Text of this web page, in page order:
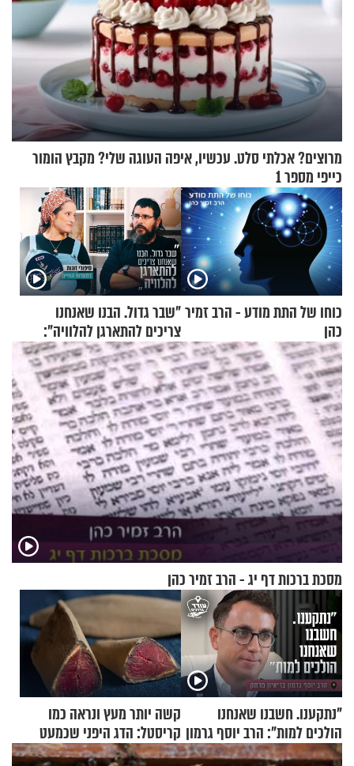
מרוצים? אכלתי סלט. עכשיו, איפה העוגה שלי? מקבץ הומור
כייפי מספר 1
כוחו של התת מודע - הרב זמיר
כהן
"שבר גדול. הבנו שאנחנו
צריכים להתארגן להלוויה":
זוגיות במבחן, הפעם עם מרים
וגד דנינו
מסכת ברכות דף יג - הרב זמיר כהן
"נתקענו. חשבנו שאנחנו
הולכים למות": הרב יוסף גרמון
בריאיון מרתק
קשה יותר מעץ ונראה כמו
קריסטל: הדג היפני שכמעט
בלתי אפשרי לחתוך